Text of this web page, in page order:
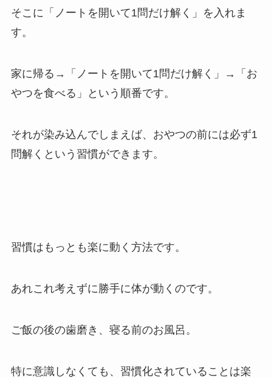
そこに「ノートを開いて1問だけ解く」を入れま
す。
家に帰る→「ノートを開いて1問だけ解く」→「お
やつを食べる」という順番です。
それが染み込んでしまえば、おやつの前には必ず1
問解くという習慣ができます。
習慣はもっとも楽に動く方法です。
あれこれ考えずに勝手に体が動くのです。
ご飯の後の歯磨き、寝る前のお風呂。
特に意識しなくても、習慣化されていることは楽